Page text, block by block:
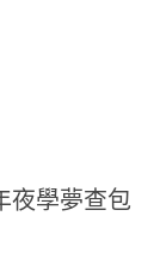
夜學夢查包